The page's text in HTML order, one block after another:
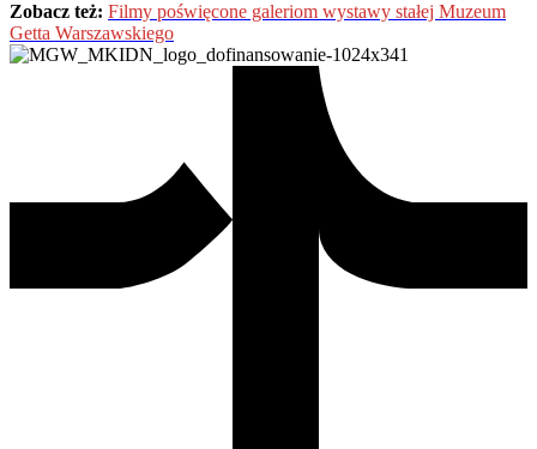
Zobacz też: Filmy poświęcone galeriom wystawy stałej Muzeum
Getta Warszawskiego